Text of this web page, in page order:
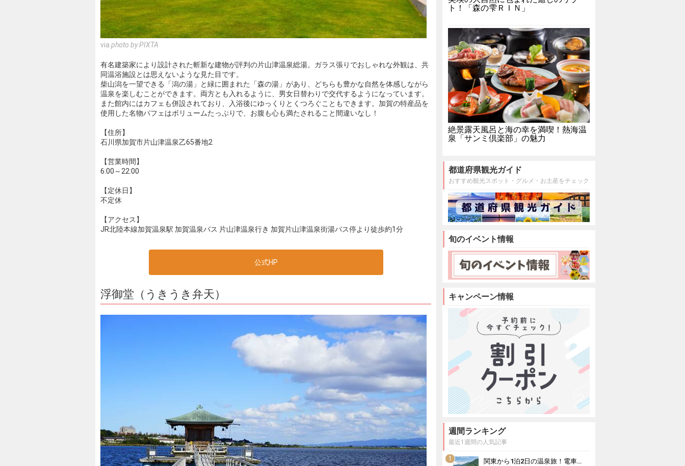
via photo by PIXTA
有名建築家により設計された斬新な建物が評判の片山津温泉総湯。ガラス張りでおしゃれな外観は、共
同温浴施設とは思えないような見た目です。
柴山潟を一望できる「潟の湯」と緑に囲まれた「森の湯」があり、どちらも豊かな自然を体感しながら
温泉を楽しむことができます。両方とも入れるように、男女日替わりで交代するようになっています。
また館内にはカフェも併設されており、入浴後にゆっくりとくつろぐこともできます。加賀の特産品を
使用した名物パフェはボリュームたっぷりで、お腹も心も満たされること間違いなし！
【住所】
石川県加賀市片山津温泉乙65番地2
【営業時間】
6:00～22:00
【定休日】
不定休
【アクセス】
JR北陸本線加賀温泉駅 加賀温泉バス 片山津温泉行き 加賀片山津温泉街湯バス停より徒歩約1分
公式HP
浮御堂（うきうき弁天）
ト！「森の雫ＲＩＮ」
絶景露天風呂と海の幸を満喫！熱海温
泉「サンミ倶楽部」の魅力
都道府県観光ガイド
おすすめ観光スポット・グルメ・お土産をチェック
旬のイベント情報
キャンペーン情報
週間ランキング
最近1週間の人気記事
1 関東から1泊2日の温泉旅！電車で行ける温泉地おすすめ15選